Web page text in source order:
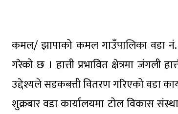
कमल/ झापाको कमल गाउँपालिका वडा
गरेको छ । हात्ती प्रभावित क्षेत्रमा जंगली
उद्देश्यले सडकबत्ती वितरण गरिएको वडा
शुक्रबार वडा कार्यालयमा टोल विकास